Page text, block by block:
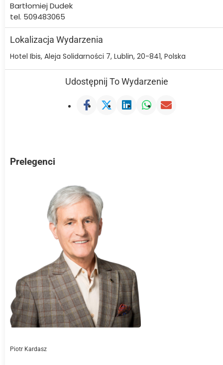
Bartłomiej Dudek
tel. 509483065
Lokalizacja Wydarzenia
Hotel Ibis, Aleja Solidarności 7, Lublin, 20-841, Polska
Udostępnij To Wydarzenie
Prelegenci
Piotr Kardasz